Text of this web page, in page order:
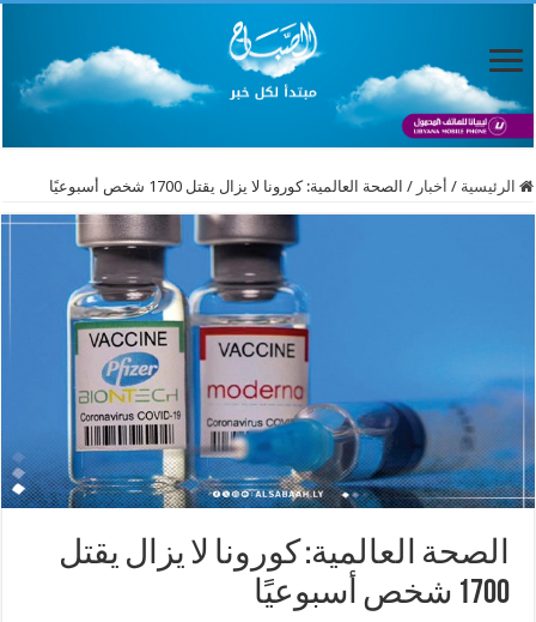
الرئيسية / أخبار / الصحة العالمية: كورونا لا يزال يقتل 1700 شخص أسبوعيًا
الصحة العالمية: كورونا لا يزال يقتل
1700 شخص أسبوعيًا